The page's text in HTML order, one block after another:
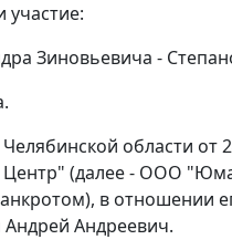
участие:
Зиновьевича -
области
(далее - ООО
в отношении
Андреевич.